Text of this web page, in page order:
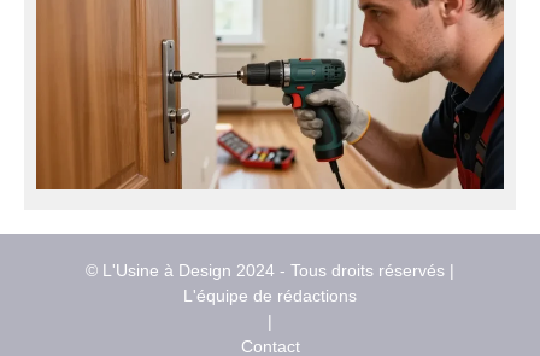
© L'Usine à Design 2024 - Tous droits réservés |
L'équipe de rédactions
|
Contact